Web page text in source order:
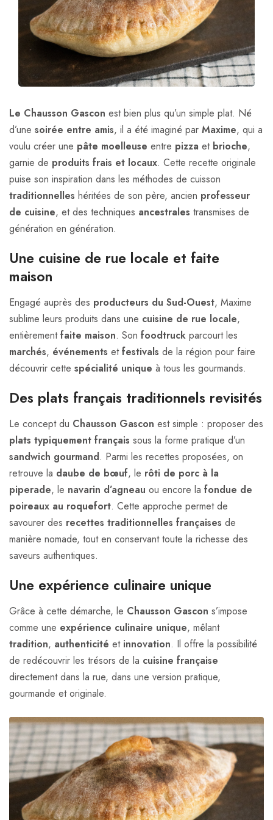
Le Chausson Gascon est bien plus qu’un simple plat. Né
d’une soirée entre amis, il a été imaginé par Maxime, qui a
voulu créer une pâte moelleuse entre pizza et brioche,
garnie de produits frais et locaux. Cette recette originale
puise son inspiration dans les méthodes de cuisson
traditionnelles héritées de son père, ancien professeur
de cuisine, et des techniques ancestrales transmises de
génération en génération.
Une cuisine de rue locale et faite
maison
Engagé auprès des producteurs du Sud-Ouest, Maxime
sublime leurs produits dans une cuisine de rue locale,
entièrementfaite maison. Son foodtruck parcourt les
marchés, événements etfestivals de la région pour faire
découvrir cette spécialité unique à tous les gourmands.
Des plats français traditionnels revisités
Le concept du Chausson Gascon est simple : proposer des
plats typiquement français sous la forme pratique d’un
sandwich gourmand. Parmi les recettes proposées, on
retrouve la daube de bœuf, le rôti de porc à la
piperade, le navarin d’agneau ou encore la fondue de
poireaux au roquefort. Cette approche permet de
savourer des recettes traditionnelles françaises de
manière nomade, tout en conservant toute la richesse des
saveurs authentiques.
Une expérience culinaire unique
Grâce à cette démarche, le Chausson Gascon s’impose
comme une expérience culinaire unique, mêlant
tradition, authenticité et innovation. Il offre la possibilité
de redécouvrir les trésors de la cuisine française
directement dans la rue, dans une version pratique,
gourmande et originale.